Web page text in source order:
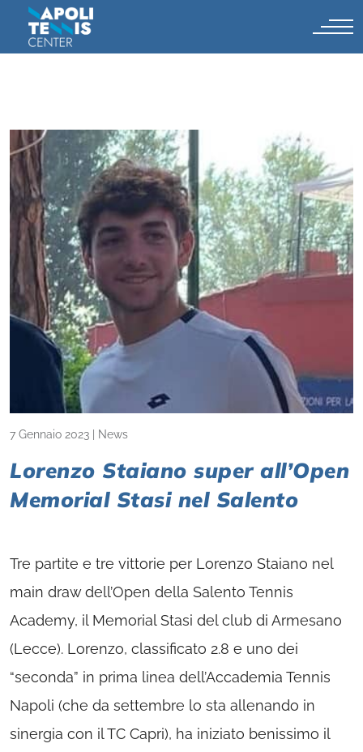
7 Gennaio 2023 News
Lorenzo Staiano super all’Open
Memorial Stasi nel Salento
Tre partite e tre vittorie per Lorenzo Staiano nel
main draw dell’Open della Salento Tennis
Academy, il Memorial Stasi del club di Armesano
(Lecce). Lorenzo, classificato 2.8 e uno dei
“seconda” in prima linea dell’Accademia Tennis
Napoli (che da settembre lo sta allenando in
sinergia con il TC Capri), ha iniziato benissimo il